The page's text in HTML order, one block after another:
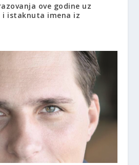
ove godine uz
istaknuta imena iz